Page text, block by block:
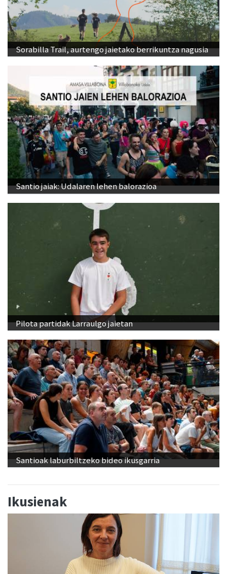
Sorabilla Trail, aurtengo jaietako berrikuntza nagusia
Santio jaiak: Udalaren lehen balorazioa
Pilota partidak Larraulgo jaietan
Santioak laburbiltzeko bideo ikusgarria
Ikusienak